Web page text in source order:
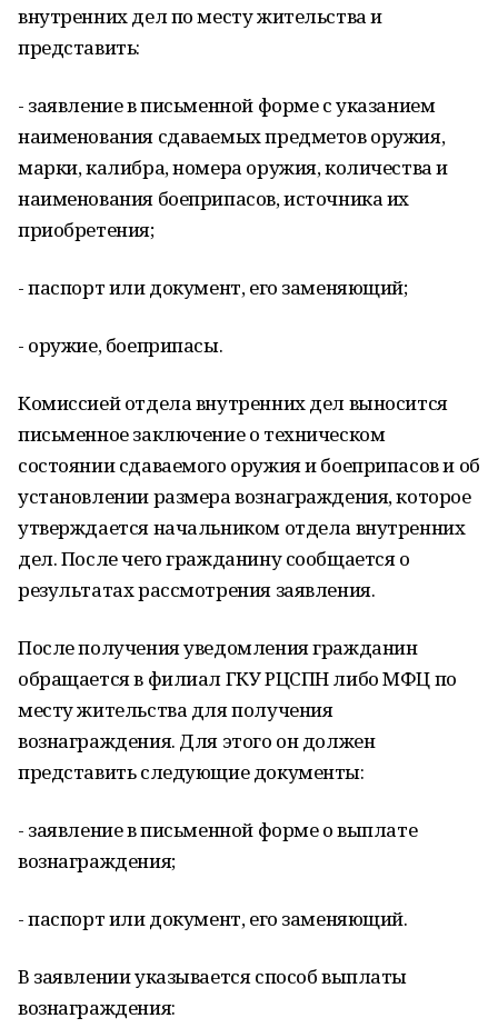
внутренних дел по месту жительства и
представить:
- заявление в письменной форме с указанием
наименования сдаваемых предметов оружия,
марки, калибра, номера оружия, количества и
наименования боеприпасов, источника их
приобретения;
- паспорт или документ, его заменяющий;
- оружие, боеприпасы.
Комиссией отдела внутренних дел выносится
письменное заключение о техническом
состоянии сдаваемого оружия и боеприпасов и об
установлении размера вознаграждения, которое
утверждается начальником отдела внутренних
дел. После чего гражданину сообщается о
результатах рассмотрения заявления.
После получения уведомления гражданин
обращается в филиал ГКУ РЦСПН либо МФЦ по
месту жительства для получения
вознаграждения. Для этого он должен
представить следующие документы:
- заявление в письменной форме о выплате
вознаграждения;
- паспорт или документ, его заменяющий.
В заявлении указывается способ выплаты
вознаграждения: